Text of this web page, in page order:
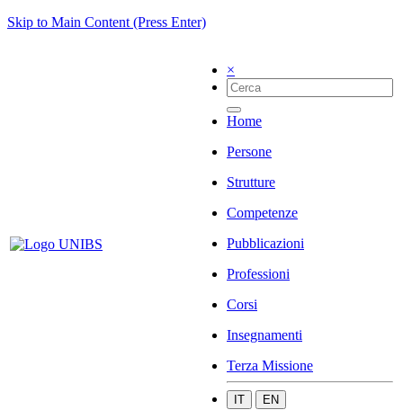
Skip to Main Content (Press Enter)
×
Home
Persone
Strutture
Competenze
Pubblicazioni
Professioni
Corsi
Insegnamenti
Terza Missione
IT EN